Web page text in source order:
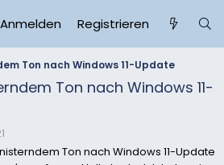
Anmelden Registrieren
Ton nach Windows 11-Update
Ton nach Windows 11-
Ton nach Windows 11-Update